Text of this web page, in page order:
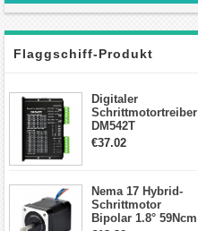
Flaggschiff-Produkt
Digitaler
Schrittmotortreiber
DM542T
Schrittmotor
Schrittmotor
€37.02
Nema 17 Hybrid-
Schrittmotor
Bipolar 1.8° 59Ncm